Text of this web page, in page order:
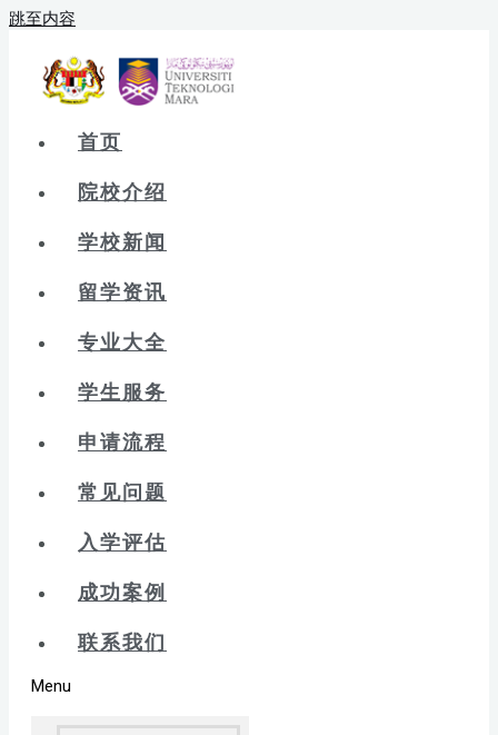
跳至内容
首页
院校介绍
学校新闻
留学资讯
专业大全
学生服务
申请流程
常见问题
入学评估
成功案例
联系我们
Menu